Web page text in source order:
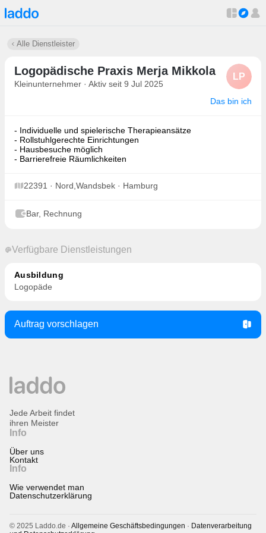
Alle Dienstleister
Logopädische Praxis Merja Mikkola
Kleinunternehmer · Aktiv seit 9 Jul 2025
LP
Das bin ich
- Individuelle und spielerische Therapieansätze
- Rollstuhlgerechte Einrichtungen
- Hausbesuche möglich
- Barrierefreie Räumlichkeiten
22391 · Nord,Wandsbek · Hamburg
Bar, Rechnung
Verfügbare Dienstleistungen
Ausbildung
Logopäde
Auftrag vorschlagen
Info
Über uns
Kontakt
Info
Wie verwendet man
Datenschutzerklärung
Jede Arbeit findet
ihren Meister
© 2025 Laddo.de · Allgemeine Geschäftsbedingungen · Datenverarbeitung